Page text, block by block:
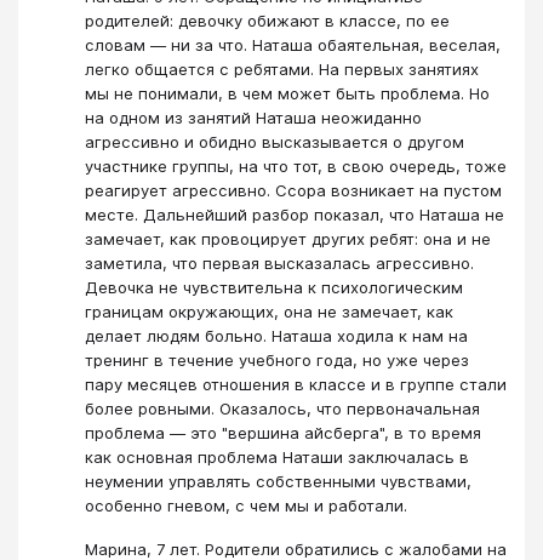
родителей: девочку обижают в классе, по ее
словам — ни за что. Наташа обаятельная, веселая,
легко общается с ребятами. На первых занятиях
мы не понимали, в чем может быть проблема. Но
на одном из занятий Наташа неожиданно
агрессивно и обидно высказывается о другом
участнике группы, на что тот, в свою очередь, тоже
реагирует агрессивно. Ссора возникает на пустом
месте. Дальнейший разбор показал, что Наташа не
замечает, как провоцирует других ребят: она и не
заметила, что первая высказалась агрессивно.
Девочка не чувствительна к психологическим
границам окружающих, она не замечает, как
делает людям больно. Наташа ходила к нам на
тренинг в течение учебного года, но уже через
пару месяцев отношения в классе и в группе стали
более ровными. Оказалось, что первоначальная
проблема — это "вершина айсберга", в то время
как основная проблема Наташи заключалась в
неумении управлять собственными чувствами,
особенно гневом, с чем мы и работали.
Марина, 7 лет. Родители обратились с жалобами на